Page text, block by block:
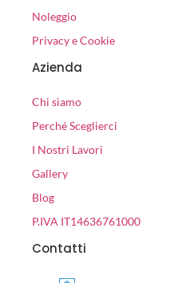
Noleggio
Privacy e Cookie
Azienda
Chi siamo
Perché Sceglierci
I Nostri Lavori
Gallery
Blog
P.IVA IT14636761000
Contatti